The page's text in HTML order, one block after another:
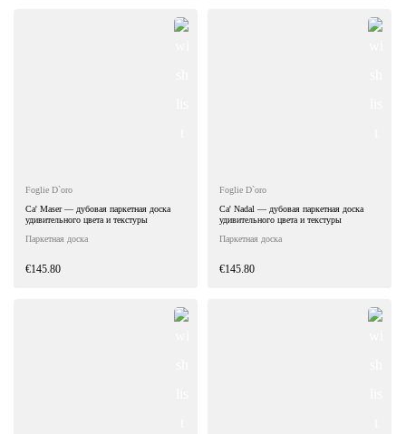
Foglie D`oro
Ca' Maser — дубовая паркетная доска
удивительного цвета и текстуры
Паркетная доска
€145.80
Foglie D`oro
Ca' Nadal — дубовая паркетная доска
удивительного цвета и текстуры
Паркетная доска
€145.80